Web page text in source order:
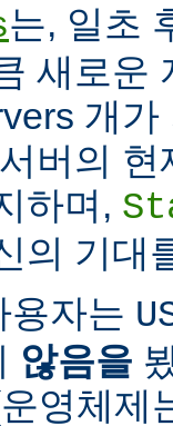
는, 일초
새로운
개
버의
하며,
의 기대
용자는
않음을
영체제